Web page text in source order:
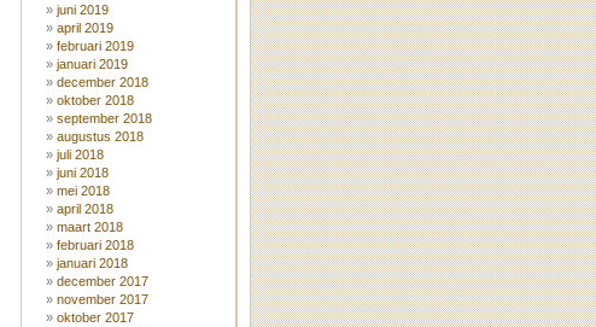
juni 2019
april 2019
februari 2019
januari 2019
december 2018
oktober 2018
september 2018
augustus 2018
juli 2018
juni 2018
mei 2018
april 2018
maart 2018
februari 2018
januari 2018
december 2017
november 2017
oktober 2017